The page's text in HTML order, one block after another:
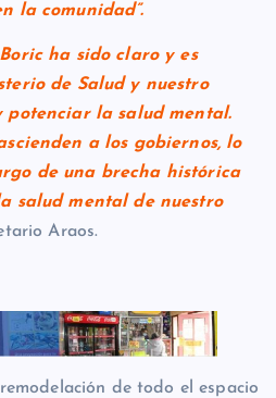
la comunidad”.
ha sido claro y es
de Salud y nuestro
potenciar la salud mental.
a los gobiernos, lo
de una brecha histórica
salud mental de nuestro
Araos.
de todo el espacio